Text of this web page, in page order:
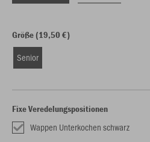
Größe (19,50 €)
Senior
Fixe Veredelungspositionen
Wappen Unterkochen schwarz